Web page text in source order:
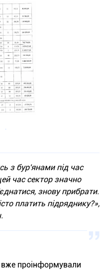
з бур'янами під час
час сектор значно
знову прибрати.
платить підряднику?»,
вже проінформували